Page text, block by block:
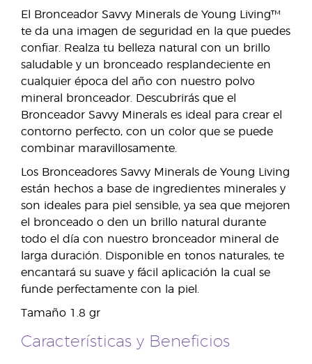
El Bronceador Savvy Minerals de Young Living™
te da una imagen de seguridad en la que puedes
confiar. Realza tu belleza natural con un brillo
saludable y un bronceado resplandeciente en
cualquier época del año con nuestro polvo
mineral bronceador. Descubrirás que el
Bronceador Savvy Minerals es ideal para crear el
contorno perfecto, con un color que se puede
combinar maravillosamente.
Los Bronceadores Savvy Minerals de Young Living
están hechos a base de ingredientes minerales y
son ideales para piel sensible, ya sea que mejoren
el bronceado o den un brillo natural durante
todo el día con nuestro bronceador mineral de
larga duración. Disponible en tonos naturales, te
encantará su suave y fácil aplicación la cual se
funde perfectamente con la piel.
Tamaño 1.8 gr
Características y Beneficios